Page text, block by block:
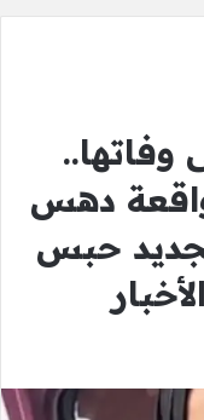
على وفاتها..
دهس
حبس